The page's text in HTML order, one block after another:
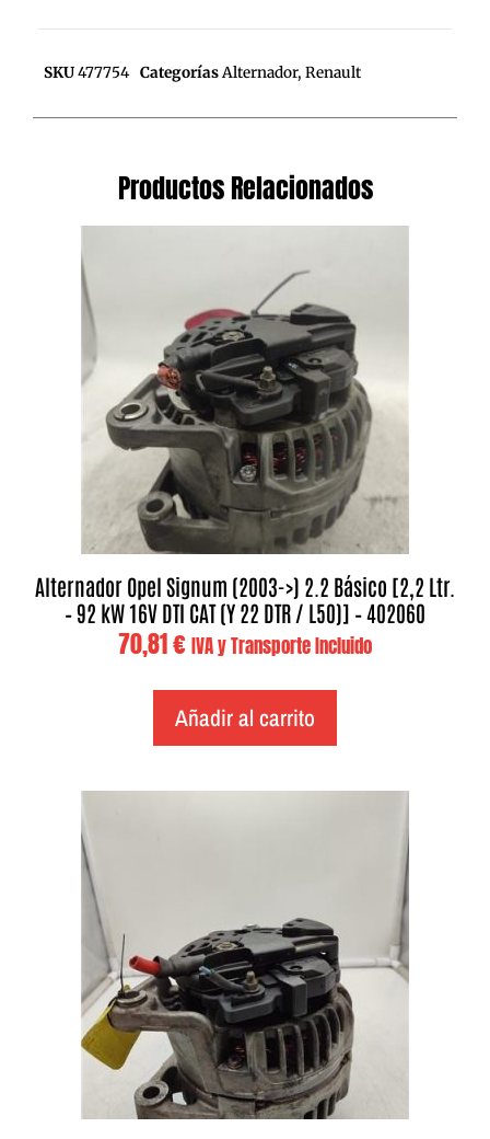
SKU477754 CategoríasAlternador, Renault
Productos Relacionados
Alternador Opel Signum (2003->) 2.2 Básico [2,2 Ltr.
– 92 kW 16V DTI CAT (Y 22 DTR / L50)] – 402060
70,81€ IVA y Transporte Incluido
Añadir al carrito